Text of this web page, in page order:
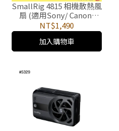
SmallRig 4815 相機散熱風
扇 (適用Sony/ Canon/
Fujifilm相機)
NT$1,490
加入購物車